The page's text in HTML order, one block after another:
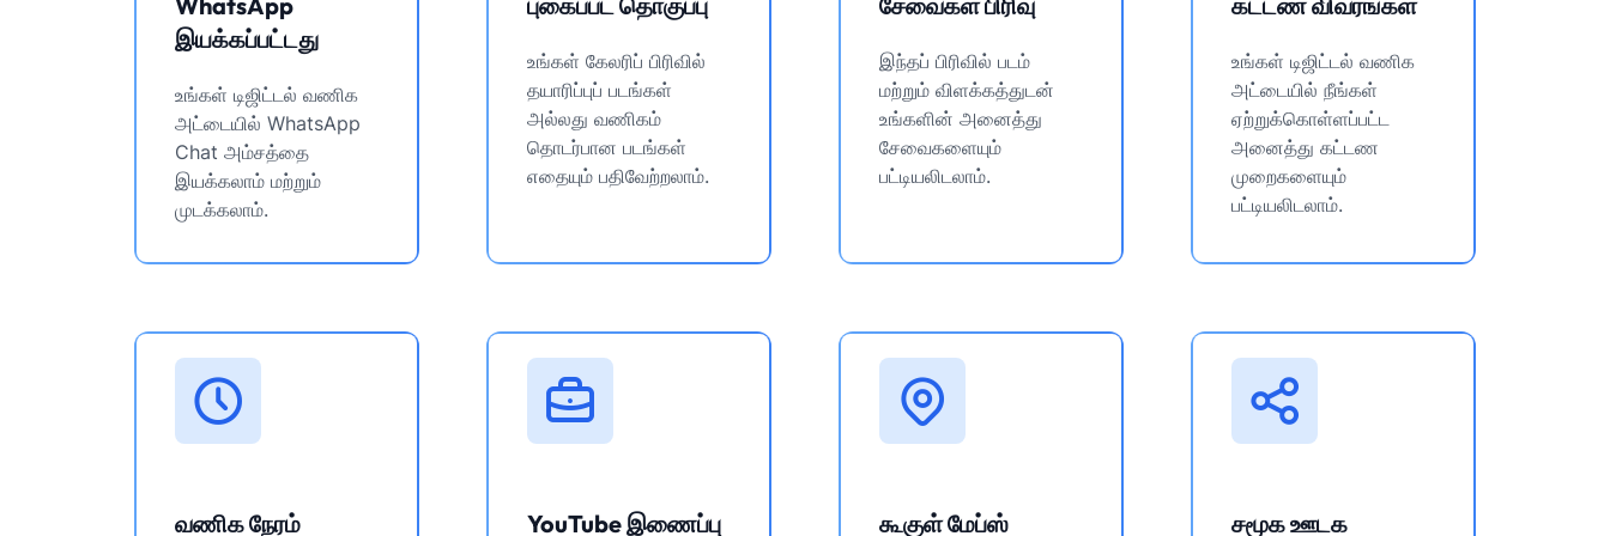
இயக்கப்பட்டது
உங்கள் டிஜிட்டல் வணிக
அட்டையில் WhatsApp
Chat அம்சத்தை
இயக்கலாம் மற்றும்
முடக்கலாம்.
உங்கள் கேலரிப் பிரிவில்
தயாரிப்புப் படங்கள்
அல்லது வணிகம்
தொடர்பான படங்கள்
எதையும் பதிவேற்றலாம்.
இந்தப் பிரிவில் படம்
மற்றும் விளக்கத்துடன்
உங்களின் அனைத்து
சேவைகளையும்
பட்டியலிடலாம்.
உங்கள் டிஜிட்டல் வணிக
அட்டையில் நீங்கள்
ஏற்றுக்கொள்ளப்பட்ட
அனைத்து கட்டண
முறைகளையும்
பட்டியலிடலாம்.
வணிக நேரம் YouTube இணைப்பு கூகுள் மேப்ஸ் சமூக ஊடக